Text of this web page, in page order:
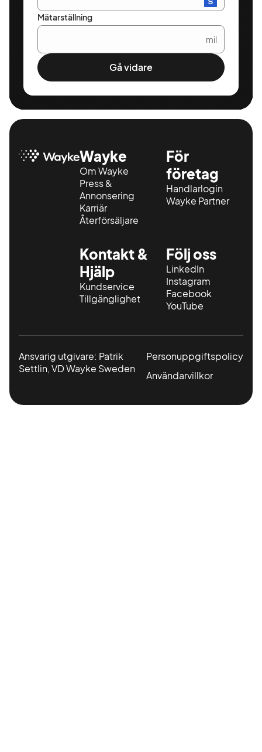
Mätarställning
mil
Gå vidare
Wayke
Om Wayke
Press &
Annonsering
Karriär
Återförsäljare
För
företag
Handlarlogin
Wayke Partner
Kontakt &
Hjälp
Kundservice
Tillgänglighet
Följ oss
LinkedIn
Instagram
Facebook
YouTube
Ansvarig utgivare: Patrik
Settlin, VD Wayke Sweden
Personuppgiftspolicy
Användarvillkor